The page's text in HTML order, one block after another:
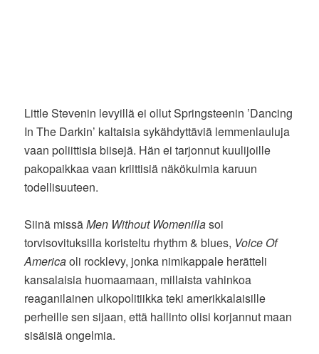
Little Stevenin levyillä ei ollut Springsteenin ’Dancing
In The Darkin’ kaltaisia sykähdyttäviä lemmenlauluja
vaan poliittisia biisejä. Hän ei tarjonnut kuulijoille
pakopaikkaa vaan kriittisiä näkökulmia karuun
todellisuuteen.
Siinä missäMen Without Womenillasoi
torvisovituksilla koristeltu rhythm & blues, Voice Of
Americaoli rocklevy, jonka nimikappale herätteli
kansalaisia huomaamaan, millaista vahinkoa
reaganilainen ulkopolitiikka teki amerikkalaisille
perheille sen sijaan, että hallinto olisi korjannut maan
sisäisiä ongelmia.